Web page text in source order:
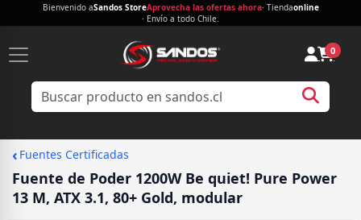
Bienvenido aSandos StoreAprovecha las ofertas ahora· Tiendaonline
· Envío a todo Chile.
0
‹ Fuentes Certificadas
Fuente de Poder 1200W Be quiet! Pure Power
13 M, ATX 3.1, 80+ Gold, modular